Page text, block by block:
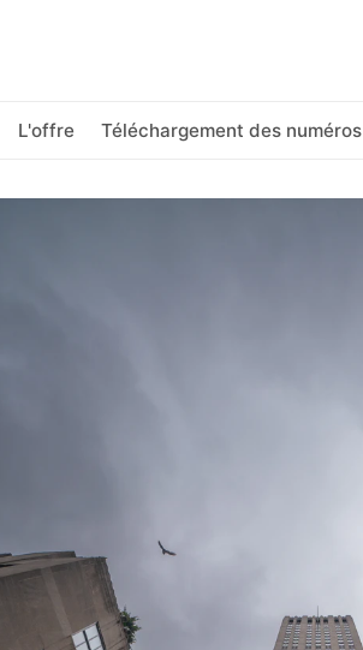
L'offre Téléchargement des numéros